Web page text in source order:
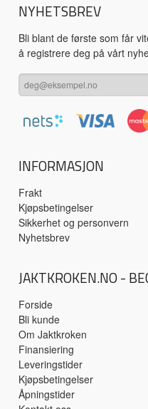
NYHETSBREV
Bli blant de første som får
å registrere deg på vårt
INFORMASJON
Frakt
Kjøpsbetingelser
Sikkerhet og personvern
Nyhetsbrev
JAKTKROKEN.NO -
Forside
Bli kunde
Om Jaktkroken
Finansiering
Leveringstider
Kjøpsbetingelser
Åpningstider